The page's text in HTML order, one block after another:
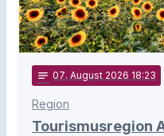
notes 07. August 2026 18:23
Region
Tourismusregion